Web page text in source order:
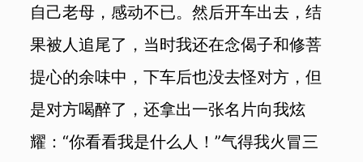
自己老母，感动不已。然后开车出去，结
果被人追尾了，当时我还在念偈子和修菩
提心的余味中，下车后也没去怪对方，但
是对方喝醉了，还拿出一张名片向我炫
耀：“你看看我是什么人！”气得我火冒三